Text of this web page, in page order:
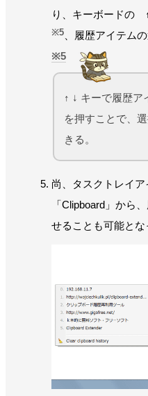
り、キーボードの
※5 、履歴アイテム
5
↑ ↓ キーで履歴
を押すことで、
きる。
尚、タスクトレイ
「Clipboard」から
せることも可能とな